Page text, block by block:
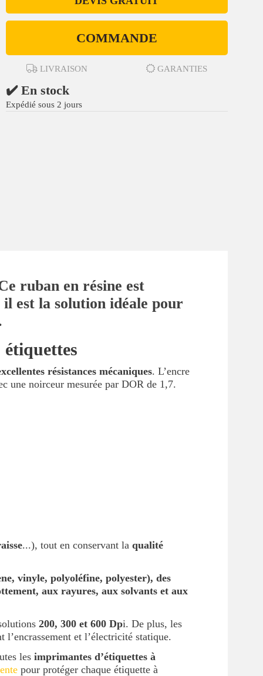
COMMANDE
LIVRAISON GARANTIES
✔️ En stock
Expédié sous 2 jours
ruban en résine est
est la solution idéale pour
résistances mécaniques. L’encre
une noirceur mesurée par DOR de 1,7.
...), tout en conservant la qualité
vinyle, polyoléfine, polyester), des
aux rayures, aux solvants et aux
200, 300 et 600 Dpi. De plus, les
et l’électricité statique.
les imprimantes d’étiquettes à
pour protéger chaque étiquette à